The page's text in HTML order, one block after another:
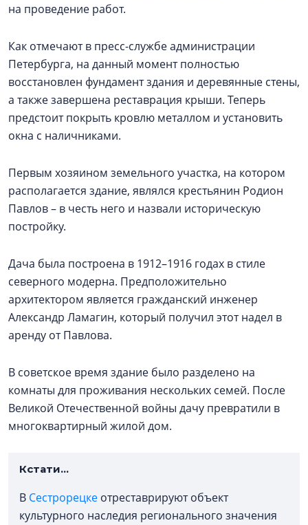
на проведение работ.
Как отмечают в пресс-службе администрации
Петербурга, на данный момент полностью
восстановлен фундамент здания и деревянные стены,
а также завершена реставрация крыши. Теперь
предстоит покрыть кровлю металлом и установить
окна с наличниками.
Первым хозяином земельного участка, на котором
располагается здание, являлся крестьянин Родион
Павлов – в честь него и назвали историческую
постройку.
Дача была построена в 1912–1916 годах в стиле
северного модерна. Предположительно
архитектором является гражданский инженер
Александр Ламагин, который получил этот надел в
аренду от Павлова.
В советское время здание было разделено на
комнаты для проживания нескольких семей. После
Великой Отечественной войны дачу превратили в
многоквартирный жилой дом.
Кстати...
В Сестрорецке отреставрируют объект
культурного наследия регионального значения